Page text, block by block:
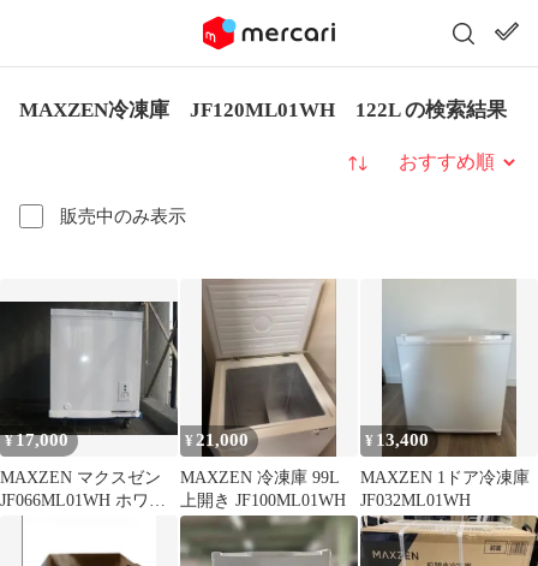
MAXZEN冷凍庫 JF120ML01WH 122L の検索結果
販売中のみ表示
並び替え
¥17,000
MAXZEN マクスゼン
JF066ML01WH ホワイ
¥ 21,000
MAXZEN 冷凍庫 99L
上開き JF100ML01WH
¥ 13,400
MAXZEN 1ドア冷凍庫
JF032ML01WH